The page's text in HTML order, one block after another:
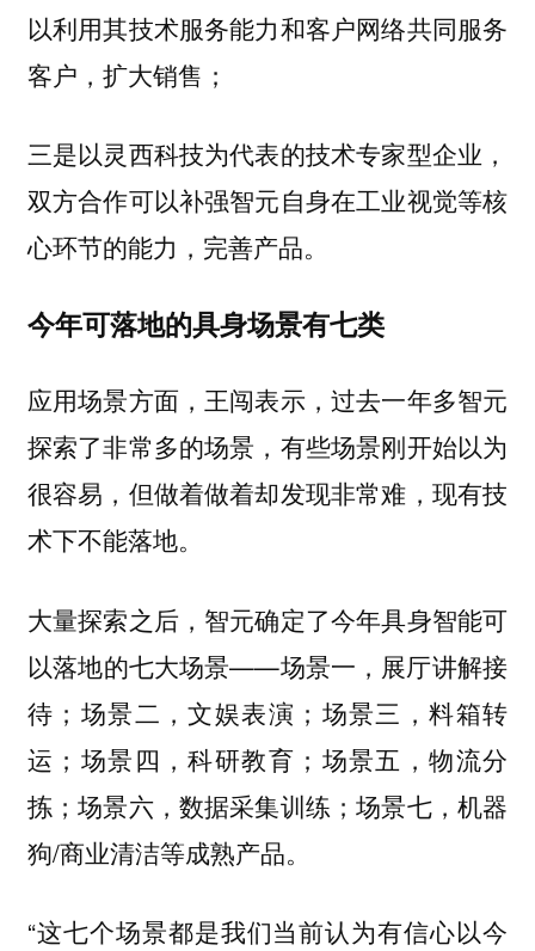
以利用其技术服务能力和客户网络共同服务
客户，扩大销售；
三是以灵西科技为代表的技术专家型企业，
双方合作可以补强智元自身在工业视觉等核
心环节的能力，完善产品。
今年可落地的具身场景有七类
应用场景方面，王闯表示，过去一年多智元
探索了非常多的场景，有些场景刚开始以为
很容易，但做着做着却发现非常难，现有技
术下不能落地。
大量探索之后，智元确定了今年具身智能可
以落地的七大场景——场景一，展厅讲解接
待；场景二，文娱表演；场景三，料箱转
运；场景四，科研教育；场景五，物流分
拣；场景六，数据采集训练；场景七，机器
狗/商业清洁等成熟产品。
“这七个场景都是我们当前认为有信心以今